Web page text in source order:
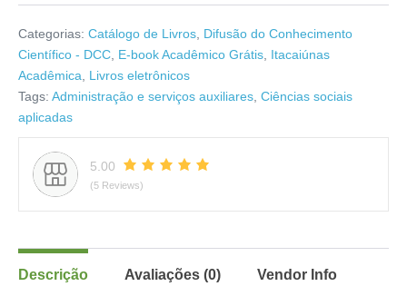
Categorias: Catálogo de Livros, Difusão do Conhecimento
Científico - DCC, E-book Acadêmico Grátis, Itacaiúnas
Acadêmica, Livros eletrônicos
Tags: Administração e serviços auxiliares, Ciências sociais
aplicadas
5.00
(5 Reviews)
Descrição Avaliações (0) Vendor Info